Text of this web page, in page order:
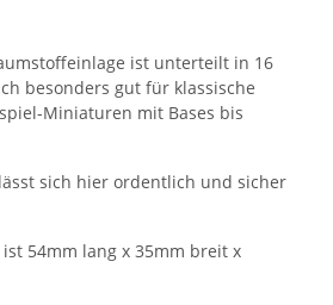
ist unterteilt in 16
besonders gut für klassische
Miniaturen mit Bases bis
sich hier ordentlich und sicher
ist 54mm lang x 35mm breit x